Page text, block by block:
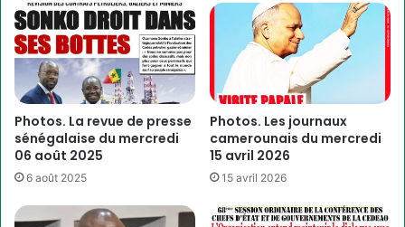
Photos. La revue de presse
sénégalaise du mercredi
06 août 2025
6 août 2025
Photos. Les journaux
camerounais du mercredi
15 avril 2026
15 avril 2026